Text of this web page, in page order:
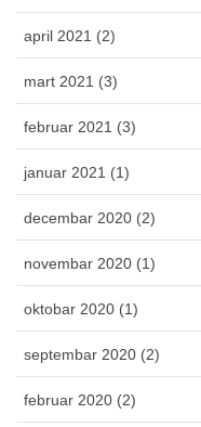
april 2021 (2)
mart 2021 (3)
februar 2021 (3)
januar 2021 (1)
decembar 2020 (2)
novembar 2020 (1)
oktobar 2020 (1)
septembar 2020 (2)
februar 2020 (2)